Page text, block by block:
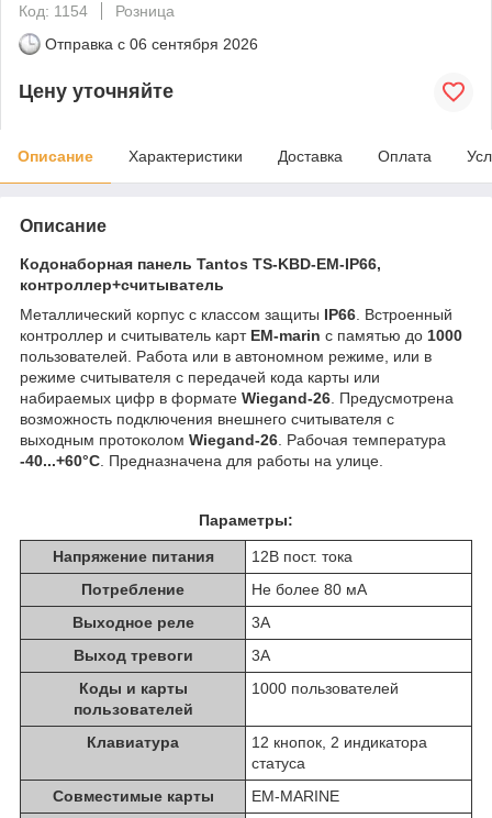
Код: 1154
Розница
Отправка с 06 сентября 2026
Цену уточняйте
Описание Характеристики Доставка Оплата
Описание
Кодонаборная панель Tantos TS-KBD-EM-IP66,
контроллер+считыватель
Металлический корпус с классом защиты IP66 . Встроенный
контроллер и считыватель карт EM-marin с памятью до 1000
пользователей. Работа или в автономном режиме, или в
режиме считывателя с передачей кода карты или
набираемых цифр в формате Wiegand-26 . Предусмотрена
возможность подключения внешнего считывателя с
выходным протоколом Wiegand-26 . Рабочая температура
-40...+60°С . Предназначена для работы на улице.
Параметры:
Напряжение питания
12В пост. тока
Потребление
Не более 80 мА
Выходное реле
3А
Выход тревоги
3А
Коды и карты
пользователей
1000 пользователей
Клавиатура
12 кнопок, 2 индикатора
статуса
Совместимые карты
EM-MARINE